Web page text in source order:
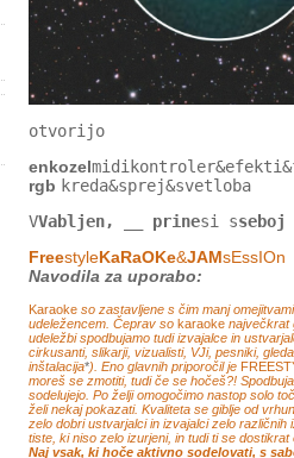
otvorijo
enkozel
rgb kreda&sprej&svetloba
VVabljen, __ prinesi s
FreestyleKaRaOKe&JAMsEssIOn
Navodila za uporabo:
Karaoke so zastavljene s čim manj
udeležencem. Čeprav so karaoke največkrat
udeležbi spodbujamo tudi izvajalce in
cirkusanti, slikarji, vizualisti, VJi, pesniki,
inštalacija*). Eno glavnih priporočil je
moreš se zmotiti, tudi če se hočeš?!
sodelujejo. Po želji omogočimo nastop solo
želi nekaj pokazati. Kvaliteta se giblje od
zelo dobri ustvarjalci in izvajalci zelo
tiste, ki niso zelo izurjeni, in tudi ti se
Naj vsak, ki hoče aktivno sodelovati, s